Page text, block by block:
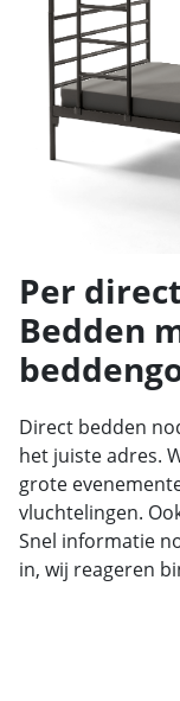
Per
Bedden
Direct bedden
het juiste adres.
grote
vluchtelingen.
Snel informatie
in, wij reageren